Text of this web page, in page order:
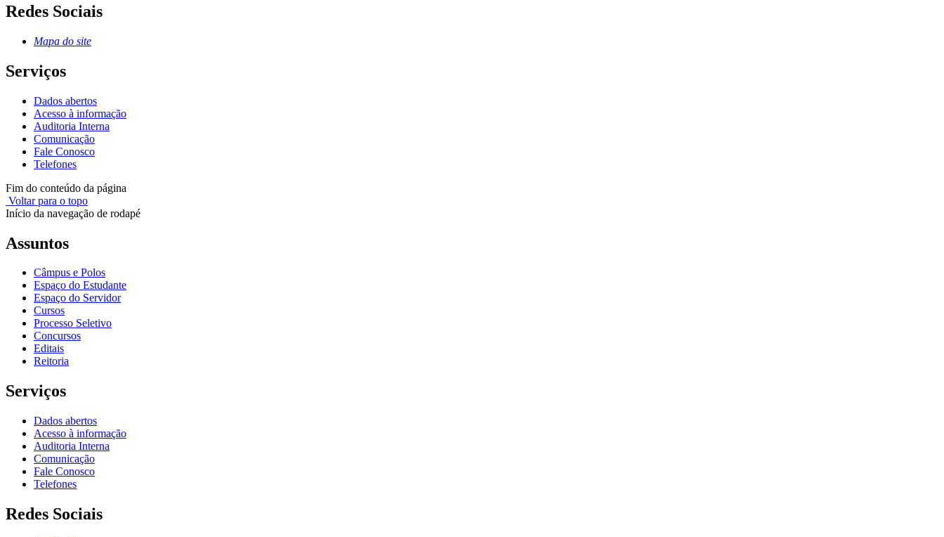
Redes Sociais
Mapa do site
Serviços
Dados abertos
Acesso à informação
Auditoria Interna
Comunicação
Fale Conosco
Telefones
Fim do conteúdo da página
Voltar para o topo
Início da navegação de rodapé
Assuntos
Câmpus e Polos
Espaço do Estudante
Espaço do Servidor
Cursos
Processo Seletivo
Concursos
Editais
Reitoria
Serviços
Dados abertos
Acesso à informação
Auditoria Interna
Comunicação
Fale Conosco
Telefones
Redes Sociais